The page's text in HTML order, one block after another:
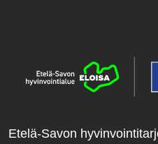
Etelä-Savon